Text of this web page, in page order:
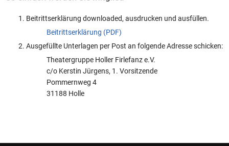
Beitrittserklärung downloaded, ausdrucken und ausfüllen.
Beitrittserklärung (PDF)
Ausgefüllte Unterlagen per Post an folgende Adresse schicken:
Theatergruppe Holler Firlefanz e.V.
c/o Kerstin Jürgens, 1. Vorsitzende
Pommernweg 4
31188 Holle